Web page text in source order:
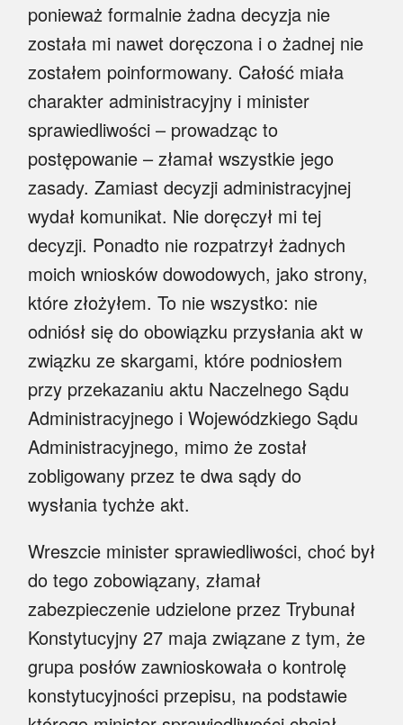
ponieważ formalnie żadna decyzja nie
została mi nawet doręczona i o żadnej nie
zostałem poinformowany. Całość miała
charakter administracyjny i minister
sprawiedliwości – prowadząc to
postępowanie – złamał wszystkie jego
zasady. Zamiast decyzji administracyjnej
wydał komunikat. Nie doręczył mi tej
decyzji. Ponadto nie rozpatrzył żadnych
moich wniosków dowodowych, jako strony,
które złożyłem. To nie wszystko: nie
odniósł się do obowiązku przysłania akt w
związku ze skargami, które podniosłem
przy przekazaniu aktu Naczelnego Sądu
Administracyjnego i Wojewódzkiego Sądu
Administracyjnego, mimo że został
zobligowany przez te dwa sądy do
wysłania tychże akt.
Wreszcie minister sprawiedliwości, choć był
do tego zobowiązany, złamał
zabezpieczenie udzielone przez Trybunał
Konstytucyjny 27 maja związane z tym, że
grupa posłów zawnioskowała o kontrolę
konstytucyjności przepisu, na podstawie